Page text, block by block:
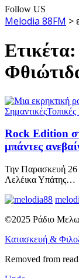
Follow US
Melodia 88FM >
Ετικέτα:
ΣημαντικέςΤοπικές
Rock Edition
μπάντες
Την Παρασκευή 26
Λελέικα Υπάτης…
©2025 Ράδιο
Κατασκευή &
Removed from